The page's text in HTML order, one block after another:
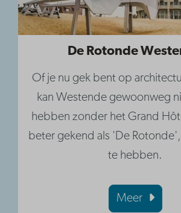
De Rotonde
Of je nu gek bent op
kan Westende gewoonweg
hebben zonder het Grand
beter gekend als 'De
te hebben.
Meer